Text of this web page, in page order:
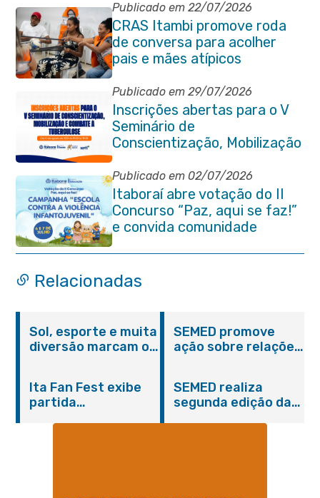
Publicado em 22/07/2026
CRAS Itambi promove roda
de conversa para acolher
pais e mães atípicos
Publicado em 29/07/2026
Inscrições abertas para o V
Seminário de
Conscientização, Mobilização
e Combate à Tuberculose em
Itaboraí
Publicado em 02/07/2026
Itaboraí abre votação do II
Concurso “Paz, aqui se faz!”
e convida comunidade
Relacionadas
Sol, esporte e muita
diversão marcam o
Domingo no Parque
Paleontológico
SEMED promove
ação sobre relações
Ita Fan Fest exibe
partida
SEMED realiza
segunda edição da